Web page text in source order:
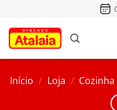
conteúdo
Início / Loja /